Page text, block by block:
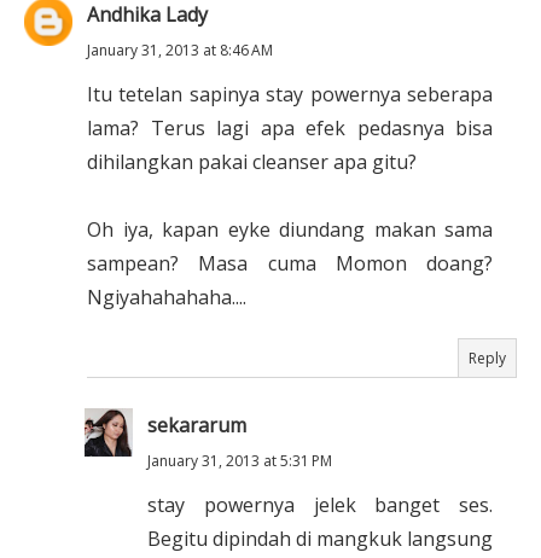
Andhika Lady
January 31, 2013 at 8:46 AM
Itu tetelan sapinya stay powernya seberapa
lama? Terus lagi apa efek pedasnya bisa
dihilangkan pakai cleanser apa gitu?
Oh iya, kapan eyke diundang makan sama
sampean? Masa cuma Momon doang?
Ngiyahahahaha....
Reply
sekararum
January 31, 2013 at 5:31 PM
stay powernya jelek banget ses.
Begitu dipindah di mangkuk langsung